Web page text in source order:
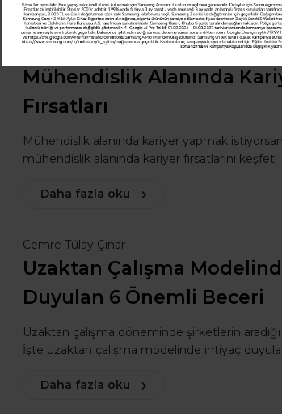
Mühendislik Alanında
Fırsatları
Mühendislik alanında kariyer yapmak
mühendislik alanında kariyer fırsatlarını keşfet!
Daha fazla oku
Cemre Tülay Çınar
Uzaktan Çalışma
Duyulan 6 Önemli Beceri
Uzaktan çalışma döneminde şirketlerin
İşte uzaktan çalışma modelinde ihtiyaç
Daha fazla oku